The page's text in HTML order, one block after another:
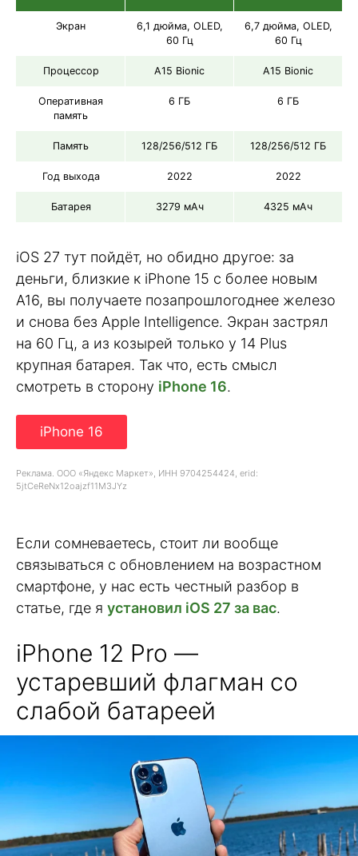
Экран
6,1 дюйма, OLED,
60 Гц
6,7 дюйма, OLED,
60 Гц
Процессор A15 Bionic A15 Bionic
Оперативная
память
6 ГБ 6 ГБ
Память 128/256/512 ГБ 128/256/512 ГБ
Год выхода 2022 2022
Батарея 3279 мАч 4325 мАч
iOS 27 тут пойдёт, но обидно другое: за
деньги, близкие к iPhone 15 с более новым
A16, вы получаете позапрошлогоднее железо
и снова без Apple Intelligence. Экран застрял
на 60 Гц, а из козырей только у 14 Plus
крупная батарея. Так что, есть смысл
смотреть в сторону iPhone 16.
iPhone 16
Реклама. ООО «Яндекс Маркет», ИНН 9704254424, erid:
5jtCeReNx12oajzf11M3JYz
Если сомневаетесь, стоит ли вообще
связываться с обновлением на возрастном
смартфоне, у нас есть честный разбор в
статье, где я установил iOS 27 за вас.
iPhone 12 Pro —
устаревший флагман со
слабой батареей